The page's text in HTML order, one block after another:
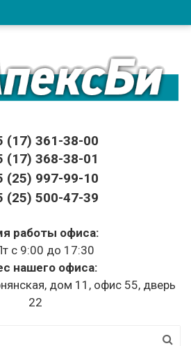
(17) 361-38-00
(17) 368-38-01
(25) 997-99-10
(25) 500-47-39
работы офиса:
с 9:00 до 17:30
нашего офиса:
дом 11, офис 55, дверь
22